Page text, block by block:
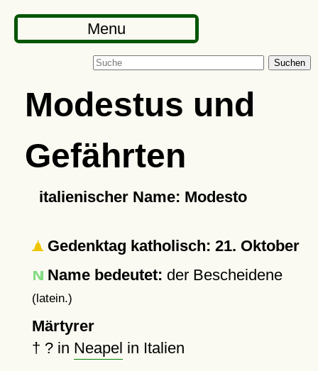
Menu
Suchen
Modestus und
Gefährten
italienischer Name: Modesto
Gedenktag katholisch: 21. Oktober
Name bedeutet: der Bescheidene
(latein.)
Märtyrer
† ?in Neapel in Italien